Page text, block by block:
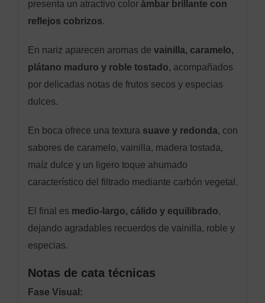
presenta un atractivo color ámbar brillante con
reflejos cobrizos.
En nariz aparecen aromas de vainilla, caramelo,
plátano maduro y roble tostado, acompañados
por delicadas notas de frutos secos y especias
dulces.
En boca ofrece una textura suave y redonda, con
sabores de caramelo, vainilla, madera tostada,
maíz dulce y un ligero toque ahumado
característico del filtrado mediante carbón vegetal.
El final es medio-largo, cálido y equilibrado,
dejando agradables recuerdos de vainilla, roble y
especias.
Notas de cata técnicas
Fase Visual: